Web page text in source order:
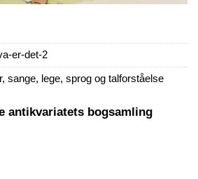
er-det-2
sange, lege, sprog og talforståelse
antikvariatets bogsamling